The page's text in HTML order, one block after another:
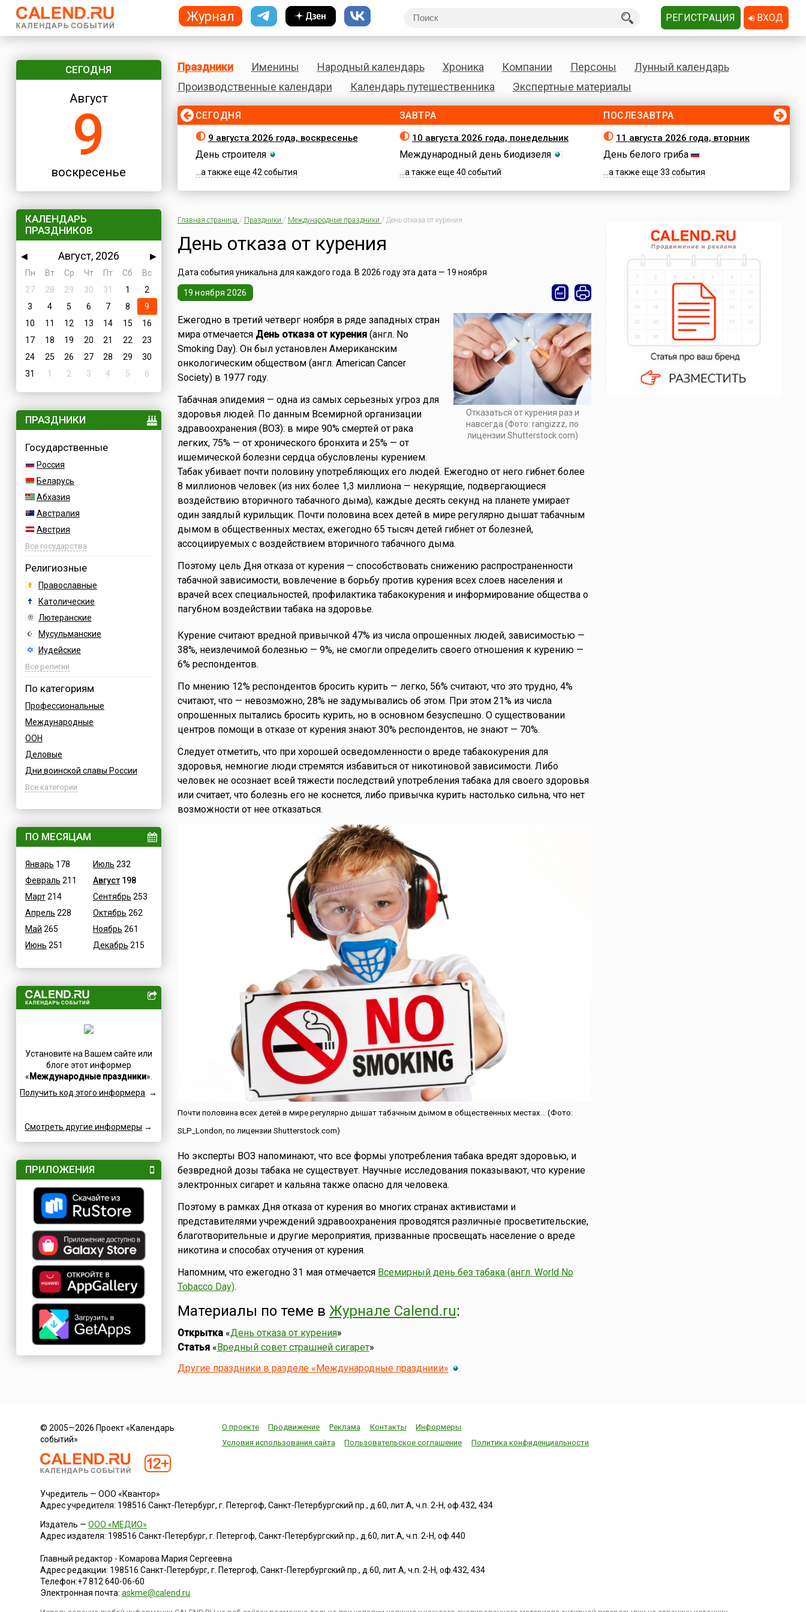
СЕГОДНЯ
Август
9
воскресенье
КАЛЕНДАРЬ
ПРАЗДНИКОВ
◀ Август, 2026
▶
Пн
Вт Ср Чт Пт Сб
Вс
27
28 29 30 31 1
2
3
4 5 6 7 8
9
10
11 12 13 14 15
16
17
18 19 20 21 22
23
24
25 26 27 28 29
30
31
1 2 3 4 5 6
ПРАЗДНИКИ
Государственные
Россия
Беларусь
Абхазия
Австралия
Австрия
Азербайджан
Босния
Бразилия
Великобритания
Венгрия
Вьетнам
Германия
Греция
Египет
Израиль
Индия
Иордания
Ирак
Иран
Ирландия
Исландия
Италия
Канада
Катар
Кипр
Коми
Коста-Рика
Куба
Кыргызстан
Лаос
Латвия
Ливан
Литва
Люксембург
Мадагаскар
Македония
Мексика
Молдова
Нигерия
Оман
Пакистан
Палестина
Перу
Португалия
США
Саудовская Аравия
Сербия
Все государства
Религиозные
Православные
Католические
Лютеранские
Мусульманские
Иудейские
Буддийские
Все религии
По категориям
Профессиональные
Международные
ООН
Деловые
Дни воинской славы России
Армейские
Водные
Детские
В честь икон
Дни памяти святых
Конституционные
Культурные
Масс-медийные
Независимые
Посты
Семейные
Сетевые
Спортивные
Турниры
Творческие
Учительские
Фестивали
Финансовые
Флотские
Экологические
Юридические
Языковые
Все категории
ПО МЕСЯЦАМ
Январь 178
Февраль 211
Март214
Апрель 228
Май 265
Июнь 251
Июль 232
Август198
Сентябрь 253
Октябрь 262
Ноябрь 261
Декабрь 215
Установите на Вашем сайте или
блоге этот информер
« Международные праздники».
Получить код этого информера →
Смотреть другие информеры →
ПРИЛОЖЕНИЯ
Праздники Именины Народный календарь Хроника Компании Персоны
Лунный календарь
Производственные календари
Календарь путешественника Экспертные материалы
СЕГОДНЯ
9 августа 2026 года, воскресенье
День строителя
...а также еще 42 события
ЗАВТРА
10 августа 2026 года, понедельник
Международный день биодизеля
...а также еще 40 событий
ПОСЛЕЗАВТРА
11 августа 2026 года, вторник
День белого гриба
...а также еще 33 события
Главная страница / Праздники / Международные праздники / День отказа от курения
День отказа от курения
Дата события уникальна для каждого года. В 2026 году эта дата — 19 ноября
19 ноября 2026
Отказаться от курения раз и
навсегда (Фото: rangizzz, по
лицензии Shutterstock.com)
Ежегодно в третий четверг ноября в ряде западных стран
мира отмечается День отказа от курения(англ. No
Smoking Day). Он был установлен Американским
онкологическим обществом (англ. American Cancer
Society) в 1977 году.
Табачная эпидемия — одна из самых серьезных угроз для
здоровья людей. По данным Всемирной организации
здравоохранения (ВОЗ): в мире 90% смертей от рака
легких, 75% — от хронического бронхита и 25% — от
ишемической болезни сердца обусловлены курением.
Табак убивает почти половину употребляющих его людей. Ежегодно от него гибнет более
8 миллионов человек (из них более 1,3 миллиона — некурящие, подвергающиеся
воздействию вторичного табачного дыма), каждые десять секунд на планете умирает
один заядлый курильщик. Почти половина всех детей в мире регулярно дышат табачным
дымом в общественных местах, ежегодно 65 тысяч детей гибнет от болезней,
ассоциируемых с воздействием вторичного табачного дыма.
Поэтому цель Дня отказа от курения — способствовать снижению распространенности
табачной зависимости, вовлечение в борьбу против курения всех слоев населения и
врачей всех специальностей, профилактика табакокурения и информирование общества о
пагубном воздействии табака на здоровье.
Курение считают вредной привычкой 47% из числа опрошенных людей, зависимостью —
38%, неизлечимой болезнью — 9%, не смогли определить своего отношения к курению —
6% респондентов.
По мнению 12% респондентов бросить курить — легко, 56% считают, что это трудно, 4%
считают, что — невозможно, 28% не задумывались об этом. При этом 21% из числа
опрошенных пытались бросить курить, но в основном безуспешно. О существовании
центров помощи в отказе от курения знают 30% респондентов, не знают — 70%.
Следует отметить, что при хорошей осведомленности о вреде табакокурения для
здоровья, немногие люди стремятся избавиться от никотиновой зависимости. Либо
человек не осознает всей тяжести последствий употребления табака для своего здоровья
или считает, что болезнь его не коснется, либо привычка курить настолько сильна, что нет
возможности от нее отказаться.
Почти половина всех детей в мире регулярно дышат табачным дымом в общественных местах... (Фото:
SLP_London, по лицензии Shutterstock.com)
Но эксперты ВОЗ напоминают, что все формы употребления табака вредят здоровью, и
безвредной дозы табака не существует. Научные исследования показывают, что курение
электронных сигарет и кальяна также опасно для человека.
Поэтому в рамках Дня отказа от курения во многих странах активистами и
представителями учреждений здравоохранения проводятся различные просветительские,
благотворительные и другие мероприятия, призванные просвещать население о вреде
никотина и способах отучения от курения.
Напомним, что ежегодно 31 мая отмечается Всемирный день без табака (англ. World No
Tobacco Day).
Материалы по теме в Журнале Calend.ru:
Открытка«День отказа от курения»
Статья«Вредный совет страшней сигарет»
Другие праздники в разделе «Международные праздники»
© 2005—2026 Проект «Календарь
событий»
О проекте Продвижение Реклама Контакты
Информеры
Условия использования сайта
Пользовательское соглашение Политика конфиденциальности
Учредитель — ООО «Квантор»
Адрес учредителя: 198516 Санкт-Петербург, г. Петергоф, Санкт-Петербургский пр., д.60, лит.А, ч.п. 2-Н, оф.432, 434
Издатель —ООО «МЕДИО»
Адрес издателя: 198516 Санкт-Петербург, г. Петергоф, Санкт-Петербургский пр., д.60, лит.А, ч.п. 2-Н, оф.440
Главный редактор - Комарова Мария Сергеевна
Адрес редакции: 198516 Санкт-Петербург, г. Петергоф,Санкт-Петербургский пр., д.60, лит.А, ч.п. 2-Н, оф.432, 434
Телефон:+7 812 640-06-60
Электронная почта:askme@calend.ru
Журнал РЕГИСТРАЦИЯ ВХОД